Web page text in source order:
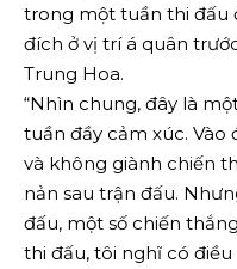
trong một tuần thi đấu
đích ở vị trí á quân
Trung Hoa.
“Nhìn chung, đây là
tuần đầy cảm xúc.
và không giành chiến
nản sau trận đấu.
đấu, một số chiến
thi đấu, tôi nghĩ có